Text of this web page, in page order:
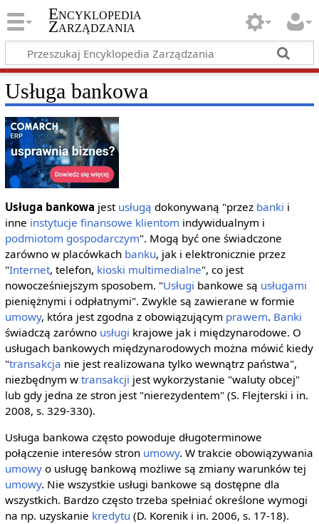
Encyklopedia
Zarządzania
Usługa bankowa
Usługa bankowa jest usługą dokonywaną "przez banki i
inne instytucje finansowe klientom indywidualnym i
podmiotom gospodarczym". Mogą być one świadczone
zarówno w placówkach banku, jak i elektronicznie przez
"Internet, telefon, kioski multimedialne", co jest
nowocześniejszym sposobem. "Usługi bankowe są usługami
pieniężnymi i odpłatnymi". Zwykle są zawierane w formie
umowy, która jest zgodna z obowiązującym prawem. Banki
świadczą zarówno usługi krajowe jak i międzynarodowe. O
usługach bankowych międzynarodowych można mówić kiedy
"transakcja nie jest realizowana tylko wewnątrz państwa",
niezbędnym w transakcji jest wykorzystanie "waluty obcej"
lub gdy jedna ze stron jest "nierezydentem" (S. Flejterski i in.
2008, s. 329-330).
Usługa bankowa często powoduje długoterminowe
połączenie interesów stron umowy. W trakcie obowiązywania
umowyo usługę bankową możliwe są zmiany warunków tej
umowy. Nie wszystkie usługi bankowe są dostępne dla
wszystkich. Bardzo często trzeba spełniać określone wymogi
na np. uzyskanie kredytu (D. Korenik i in. 2006, s. 17-18).